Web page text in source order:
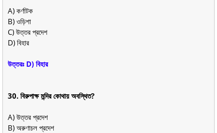
A) কর্ণাটক
B) ওড়িশা
C) উত্তর প্রদেশ
D) বিহার
উত্তরঃ D) বিহার
30. বিরুপাক্ষ মন্দির কোথায় অবস্থিত?
A) উত্তর প্রদেশ
B) অরুণাচল প্রদেশ